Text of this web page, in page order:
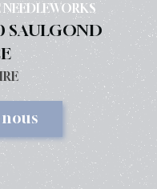
NEEDLEWORKS
SAULGOND